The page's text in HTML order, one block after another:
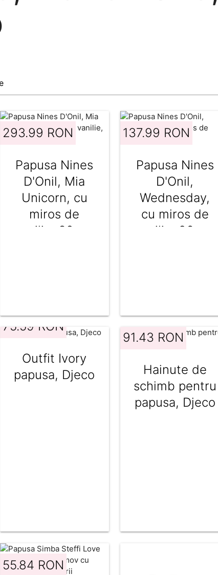
293.99 RON
Papusa Nines
D'Onil, Mia
Unicorn, cu
miros de
vanilie, 30 cm
137.99 RON
Papusa Nines
D'Onil,
Wednesday,
cu miros de
vanilie, 26 cm
75.59 RON
Outfit Ivory
papusa, Djeco
91.43 RON
Hainute de
schimb pentru
papusa, Djeco
55.84 RON